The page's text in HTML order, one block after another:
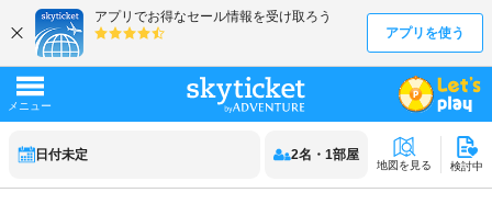
日付未定 2名 ・ 1部屋
地図を見る 検討中